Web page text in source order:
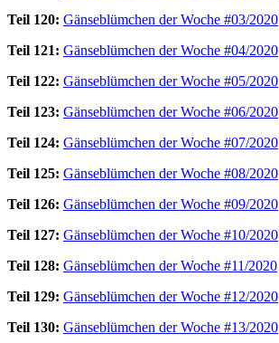
Teil 120: Gänseblümchen der Woche #03/2020
Teil 121: Gänseblümchen der Woche #04/2020
Teil 122: Gänseblümchen der Woche #05/2020
Teil 123: Gänseblümchen der Woche #06/2020
Teil 124: Gänseblümchen der Woche #07/2020
Teil 125: Gänseblümchen der Woche #08/2020
Teil 126: Gänseblümchen der Woche #09/2020
Teil 127: Gänseblümchen der Woche #10/2020
Teil 128: Gänseblümchen der Woche #11/2020
Teil 129: Gänseblümchen der Woche #12/2020
Teil 130: Gänseblümchen der Woche #13/2020